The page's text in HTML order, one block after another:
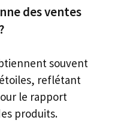
des ventes
souvent
reflétant
le rapport
produits.